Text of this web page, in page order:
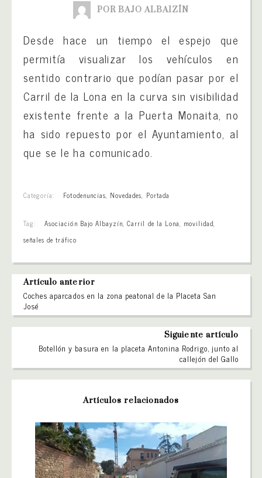
POR BAJO ALBAIZÍN
Desde hace un tiempo el espejo que
permitía visualizar los vehículos en
sentido contrario que podían pasar por el
Carril de la Lona en la curva sin visibilidad
existente frente a la Puerta Monaita, no
ha sido repuesto por el Ayuntamiento, al
que se le ha comunicado.
Categoría: Fotodenuncias, Novedades, Portada
Tag: Asociación Bajo Albayzín,Carril de la Lona, movilidad,
señales de tráfico
Artículo anterior
Coches aparcados en la zona peatonal de la Placeta San
José
Siguiente artículo
Botellón y basura en la placeta Antonina Rodrigo, junto al
callejón del Gallo
Artículos relacionados